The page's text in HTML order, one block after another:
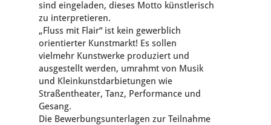
sind eingeladen, dieses Motto künstlerisch
zu interpretieren.
„Fluss mit Flair“ ist kein gewerblich
orientierter Kunstmarkt! Es sollen
vielmehr Kunstwerke produziert und
ausgestellt werden, umrahmt von Musik
und Kleinkunstdarbietungen wie
Straßentheater, Tanz, Performance und
Gesang.
Die Bewerbungsunterlagen zur Teilnahme